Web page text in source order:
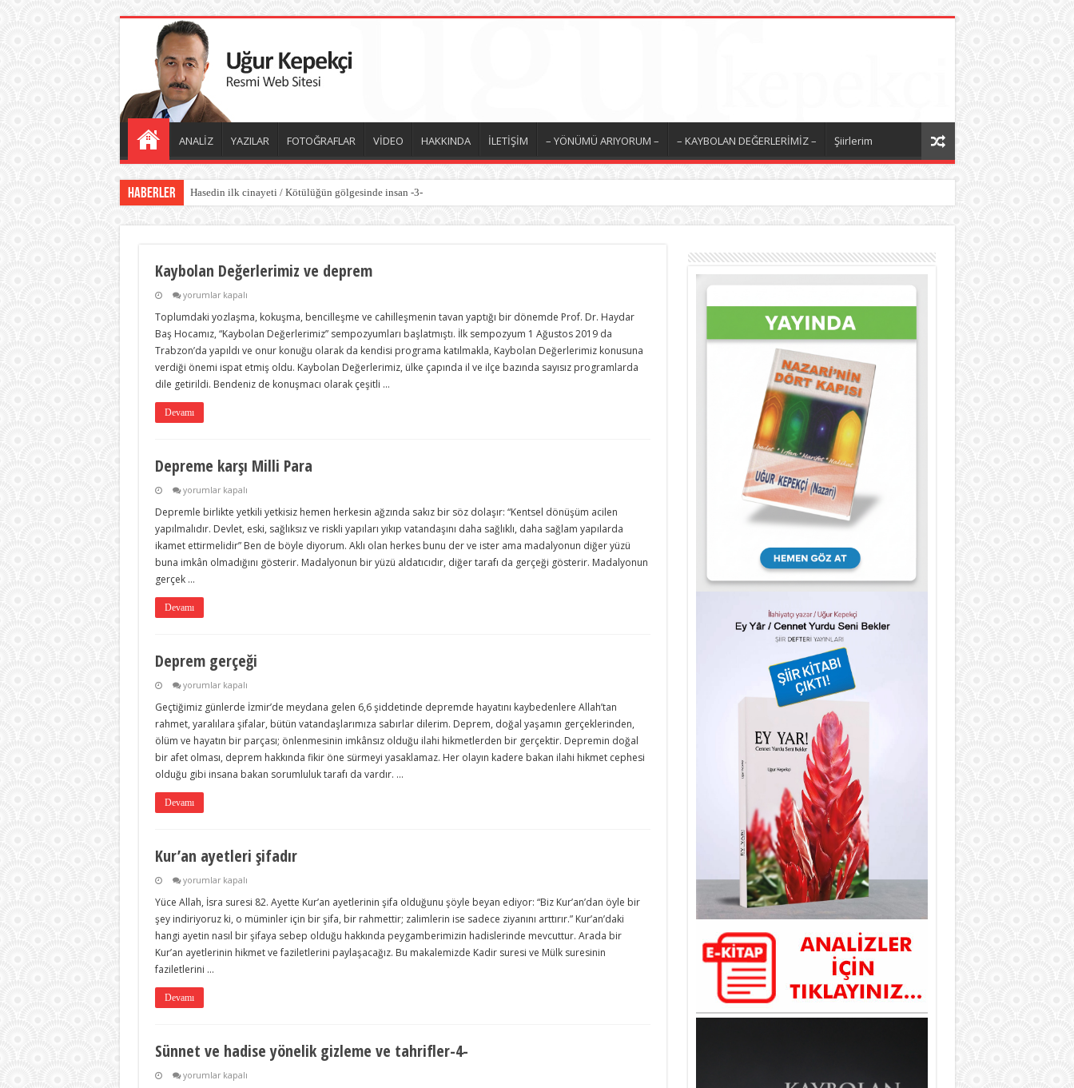
ANALİZ YAZILAR FOTOĞRAFLAR VİDEO HAKKINDA İLETİŞİM – YÖNÜMÜ ARIYORUM – – KAYBOLAN DEĞERLERİMİZ – Şiirlerim
Haberler Hasedin ilk cinayeti / Kötülüğün gölgesinde insan -3-
Kaybolan Değerlerimiz ve deprem
Kaybolan
ve
için
yorumlar kapalı
Toplumdaki yozlaşma, kokuşma, bencilleşme ve cahilleşmenin tavan yaptığı bir dönemde Prof. Dr. Haydar
Baş Hocamız, “Kaybolan Değerlerimiz” sempozyumları başlatmıştı. İlk sempozyum 1 Ağustos 2019 da
Trabzon’da yapıldı ve onur konuğu olarak da kendisi programa katılmakla, Kaybolan Değerlerimiz konusuna
verdiği önemi ispat etmiş oldu. Kaybolan Değerlerimiz, ülke çapında il ve ilçe bazında sayısız programlarda
dile getirildi. Bendeniz de konuşmacı olarak çeşitli …
Devamı
Depreme karşı Milli Para
Depreme
Milli
Para
için
yorumlar kapalı
Depremle birlikte yetkili yetkisiz hemen herkesin ağzında sakız bir söz dolaşır: “Kentsel dönüşüm acilen
yapılmalıdır. Devlet, eski, sağlıksız ve riskli yapıları yıkıp vatandaşını daha sağlıklı, daha sağlam yapılarda
ikamet ettirmelidir” Ben de böyle diyorum. Aklı olan herkes bunu der ve ister ama madalyonun diğer yüzü
buna imkân olmadığını gösterir. Madalyonun bir yüzü aldatıcıdır, diğer tarafı da gerçeği gösterir. Madalyonun
gerçek …
Devamı
Deprem gerçeği
Deprem
için
yorumlar kapalı
Geçtiğimiz günlerde İzmir’de meydana gelen 6,6 şiddetinde depremde hayatını kaybedenlere Allah’tan
rahmet, yaralılara şifalar, bütün vatandaşlarımıza sabırlar dilerim. Deprem, doğal yaşamın gerçeklerinden,
ölüm ve hayatın bir parçası; önlenmesinin imkânsız olduğu ilahi hikmetlerden bir gerçektir. Depremin doğal
bir afet olması, deprem hakkında fikir öne sürmeyi yasaklamaz. Her olayın kadere bakan ilahi hikmet cephesi
olduğu gibi insana bakan sorumluluk tarafı da vardır. …
Devamı
Kur’an ayetleri şifadır
Kur’an
şifadır
için
yorumlar kapalı
Yüce Allah, İsra suresi 82. Ayette Kur’an ayetlerinin şifa olduğunu şöyle beyan ediyor: “Biz Kur’an’dan öyle bir
şey indiriyoruz ki, o müminler için bir şifa, bir rahmettir; zalimlerin ise sadece ziyanını arttırır.” Kur’an’daki
hangi ayetin nasıl bir şifaya sebep olduğu hakkında peygamberimizin hadislerinde mevcuttur. Arada bir
Kur’an ayetlerinin hikmet ve faziletlerini paylaşacağız. Bu makalemizde Kadir suresi ve Mülk suresinin
faziletlerini …
Devamı
Sünnet ve hadise yönelik gizleme ve tahrifler-4-
Sünnet
yorumlar kapalı